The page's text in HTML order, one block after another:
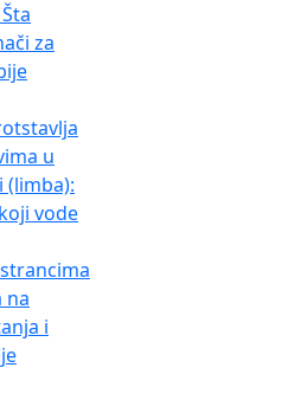
za
u
(limba):
vode
na
i